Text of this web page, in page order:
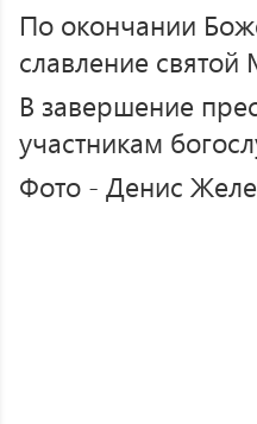
По окончании
славление
В завершение
участникам
Фото - Денис